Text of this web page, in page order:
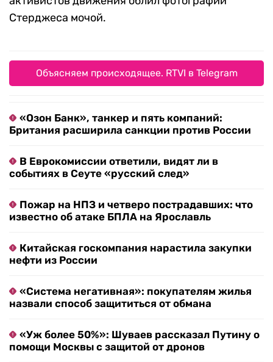
Стерджеса мочой.
Объясняем происходящее. RTVI в Telegram
«Озон Банк», танкер и пять компаний:
Британия расширила санкции против России
В Еврокомиссии ответили, видят ли в
событиях в Сеуте «русский след»
Пожар на НПЗ и четверо пострадавших: что
известно об атаке БПЛА на Ярославль
Китайская госкомпания нарастила закупки
нефти из России
«Система негативная»: покупателям жилья
назвали способ защититься от обмана
«Уж более 50%»: Шуваев рассказал Путину о
помощи Москвы с защитой от дронов